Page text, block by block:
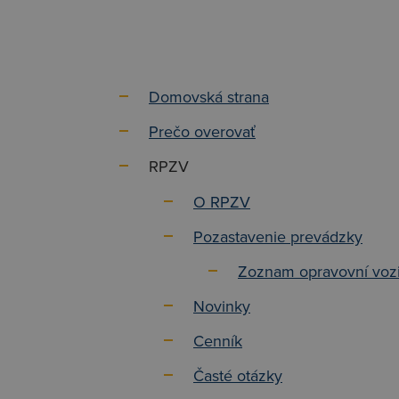
Domovská strana
Prečo overovať
RPZV
O RPZV
Pozastavenie prevádzky
Zoznam opravovní
Novinky
Cenník
Časté otázky